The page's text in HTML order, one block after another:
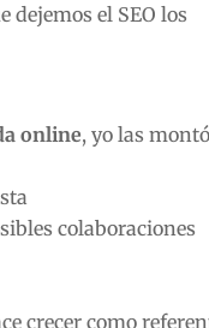
dejemos el SEO los
online, yo las
colaboraciones
crecer como